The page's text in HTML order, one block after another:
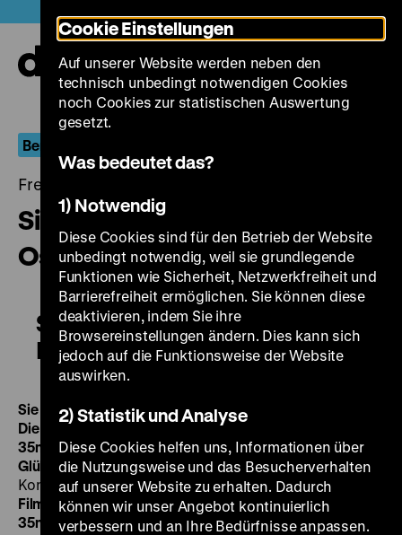
zum
Seiteninhalt
springen
Berlin.Dokument
Freitag, 10. Juli 2020, 18.00 Uhr
Sie – und andere Frauen aus
Ost-Berlin
Sie – und andere Frauen aus Ost-
Berlin
SieDDR 1970, R: Gitta Nickel, 30’·35mm
Die ÜberraschungDDR 1975, R: Ernst Cantzler, 16’
35mm
Glühbirnen wachsen nicht am BaumDDR 1978, R:
Konrad Weiß, 16’· 35mm
Film von gesternDDR 1979, R: Roland Steiner, 13’
35mm
Cookie Einstellungen
Auf unserer Website werden neben den
technisch unbedingt notwendigen Cookies
noch Cookies zur statistischen Auswertung
gesetzt.
Was bedeutet das?
1) Notwendig
Diese Cookies sind für den Betrieb der Website
unbedingt notwendig, weil sie grundlegende
Funktionen wie Sicherheit, Netzwerkfreiheit und
Barrierefreiheit ermöglichen. Sie können diese
deaktivieren, indem Sie ihre
Browsereinstellungen ändern. Dies kann sich
jedoch auf die Funktionsweise der Website
auswirken.
2) Statistik und Analyse
Diese Cookies helfen uns, Informationen über
die Nutzungsweise und das Besucherverhalten
auf unserer Website zu erhalten. Dadurch
können wir unser Angebot kontinuierlich
verbessern und an Ihre Bedürfnisse anpassen.